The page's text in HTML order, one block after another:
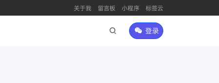
关于我 留言板 小程序 标签云
登录